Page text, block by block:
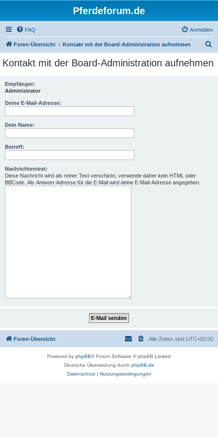
Pferdeforum.de
FAQ Anmelden
Foren-Übersicht Kontakt mit der Board-Administration aufnehmen
c
Kontakt mit der Board-Administration aufnehmen
Empfänger:
Administrator
Deine E-Mail-Adresse:
Dein Name:
Betreff:
Nachrichtentext:
Diese Nachricht wird als reiner Text verschickt, verwende daher kein HTML oder
BBCode. Als Antwort-Adresse für die E-Mail wird deine E-Mail-Adresse angegeben.
Foren-Übersicht Alle Zeiten sind UTC+02:00
Powered by phpBB® Forum Software © phpBB Limited
Deutsche Übersetzung durch phpBB.de
Datenschutz| Nutzungsbedingungen